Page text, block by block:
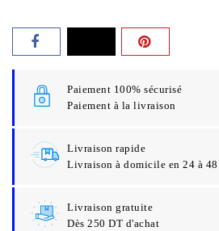
Paiement 100% sécurisé
Paiement à la livraison
Livraison rapide
Livraison à domicile en 24 à 48
Livraison gratuite
Dès 250 DT d'achat